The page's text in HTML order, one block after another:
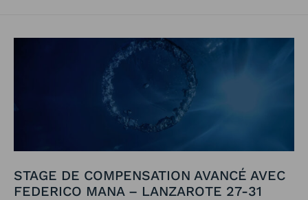
STAGE DE COMPENSATION AVANCÉ AVEC
FEDERICO MANA – LANZAROTE 27-31
Federico
31
octobre